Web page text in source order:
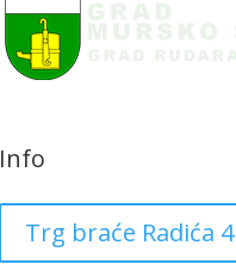
Info
Trg braće Radića 4